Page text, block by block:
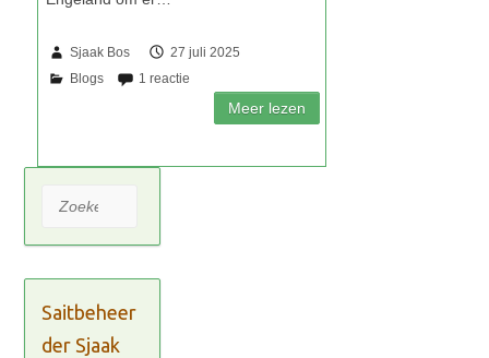
Sjaak Bos 27 juli 2025
Zoeken
Saitbeheer
der Sjaak